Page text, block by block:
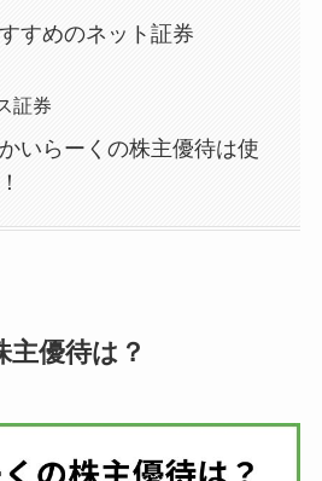
すめのネット証券
証券
いらーくの株主優待は使
優待は？